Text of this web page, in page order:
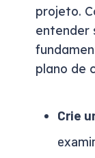
projeto.
entender
plano de
Crie